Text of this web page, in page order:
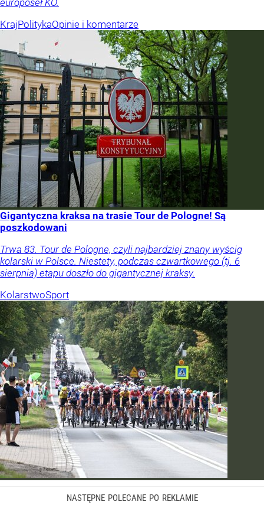
europoseł KO.
KrajPolitykaOpinie i komentarze
Gigantyczna kraksa na trasie Tour de Pologne! Są
poszkodowani
Trwa 83. Tour de Pologne, czyli najbardziej znany wyścig
kolarski w Polsce. Niestety, podczas czwartkowego (tj. 6
sierpnia) etapu doszło do gigantycznej kraksy.
KolarstwoSport